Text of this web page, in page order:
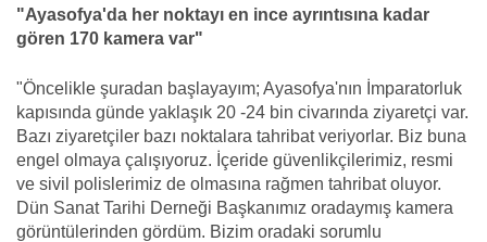
"Ayasofya'da her noktayı en ince ayrıntısına kadar
gören 170 kamera var"
"Öncelikle şuradan başlayayım; Ayasofya'nın İmparatorluk
kapısında günde yaklaşık 20 -24 bin civarında ziyaretçi var.
Bazı ziyaretçiler bazı noktalara tahribat veriyorlar. Biz buna
engel olmaya çalışıyoruz. İçeride güvenlikçilerimiz, resmi
ve sivil polislerimiz de olmasına rağmen tahribat oluyor.
Dün Sanat Tarihi Derneği Başkanımız oradaymış kamera
görüntülerinden gördüm. Bizim oradaki sorumlu